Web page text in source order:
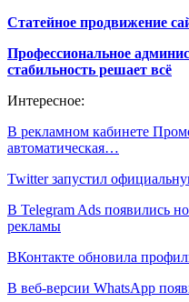
Статейное продвижение
Профессиональное
стабильность решает всё
Интересное:
В рекламном кабинете
автоматическая…
Twitter запустил
В Telegram Ads появились
рекламы
ВКонтакте обновила
В веб-версии WhatsApp